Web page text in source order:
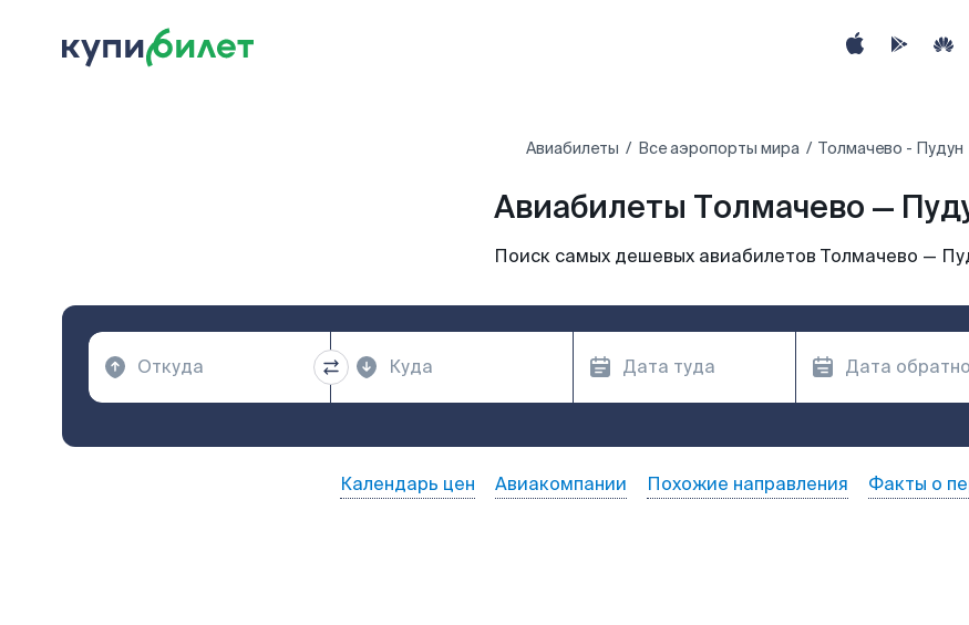
Авиабилеты Все аэропорты мира Толмачево - Пудун
Авиабилеты Толмачево —
Поиск самых дешевых авиабилетов Толмачево —
Календарь цен Авиакомпании Похожие направления Факты о